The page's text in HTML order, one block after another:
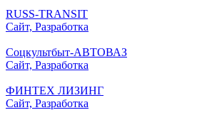
RUSS-TRANSIT
Сайт, Разработка
Соцкультбыт-АВТОВАЗ
Сайт, Разработка
ФИНТЕХ ЛИЗИНГ
Сайт, Разработка